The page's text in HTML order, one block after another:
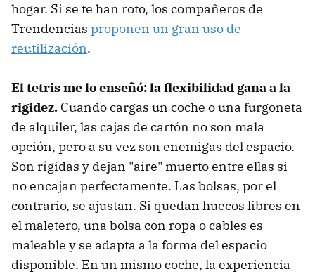
hogar. Si se te han roto, los compañeros de
Trendencias proponen un gran uso de
reutilización.
El tetris me lo enseñó: la flexibilidad gana a la
rigidez. Cuando cargas un coche o una furgoneta
de alquiler, las cajas de cartón no son mala
opción, pero a su vez son enemigas del espacio.
Son rígidas y dejan "aire" muerto entre ellas si
no encajan perfectamente. Las bolsas, por el
contrario, se ajustan. Si quedan huecos libres en
el maletero, una bolsa con ropa o cables es
maleable y se adapta a la forma del espacio
disponible. En un mismo coche, la experiencia